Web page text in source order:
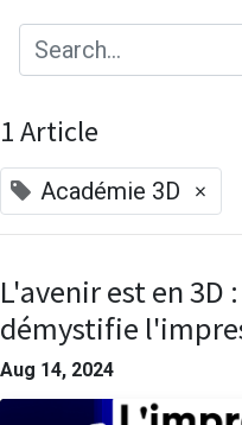
1 Article
Académie 3D ×
L'avenir est en 3D
démystifie
Aug 14, 2024